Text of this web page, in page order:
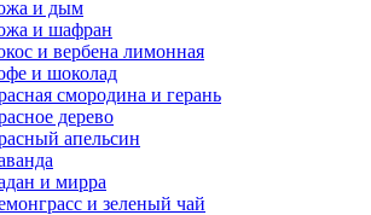
и дым
и шафран
и вербена лимонная
и шоколад
смородина и герань
дерево
апельсин
и мирра
и зеленый чай